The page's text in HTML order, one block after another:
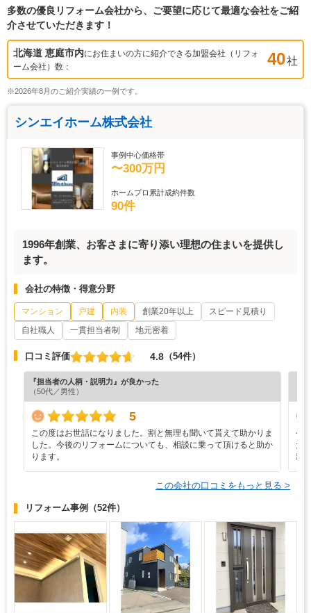
多数の優良リフォーム会社から、ご要望に応じて最適な会社をご紹
介させていただきます！
北海道 恵庭市内にお住まいの方に紹介できる加盟会社（リフォ
ーム会社）数：
40社
※2026年8月のご紹介実績の一例です。
シンエイホーム株式会社
事例中心価格帯
〜300万円
ホームプロ累計成約件数
90件
1996年創業、お客さまに寄り添い理想の住まいを提供し
ます。
会社の特徴・得意分野
マンション 戸建 内装 創業20年以上
スピード見積り
自社職人
一貫担当者制 地元密着
口コミ評価 4.8 （54件）
『担当者の人柄・説明力』が良かった
（50代／男性）
5
この度はお世話になりました。割と無理も聞いて貰えて助かりま
した。今後のリフォームについても、相談に乗って頂けると助か
ります。
今
た
親
この会社の口コミをもっと見る >
リフォーム事例 （52件）